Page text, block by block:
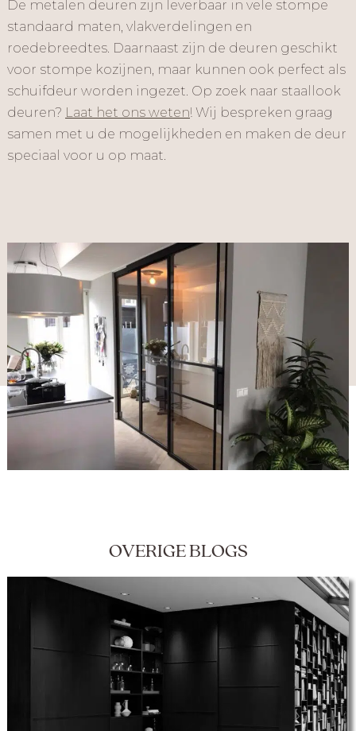
De metalen deuren zijn leverbaar in vele stompe
standaard maten, vlakverdelingen en
roedebreedtes. Daarnaast zijn de deuren geschikt
voor stompe kozijnen, maar kunnen ook perfect als
schuifdeur worden ingezet. Op zoek naar staallook
deuren? Laat het ons weten! Wij bespreken graag
samen met u de mogelijkheden en maken de deur
speciaal voor u op maat.
OVERIGE BLOGS